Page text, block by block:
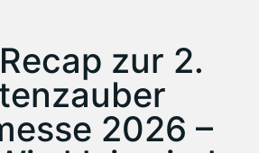
zur 2.
2026 –